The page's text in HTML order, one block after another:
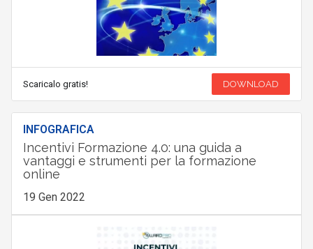
Scaricalo gratis! DOWNLOAD
INFOGRAFICA
Incentivi Formazione 4.0: una guida a
vantaggi e strumenti per la formazione
online
19 Gen 2022